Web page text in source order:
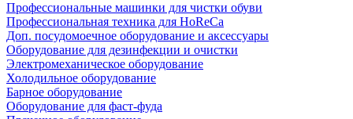
Профессиональные машинки для чистки обуви
Профессиональная техника для HoReCa
Доп. посудомоечное оборудование и аксессуары
Оборудование для дезинфекции и очистки
Электромеханическое оборудование
Холодильное оборудование
Барное оборудование
Оборудование для фаст-фуда